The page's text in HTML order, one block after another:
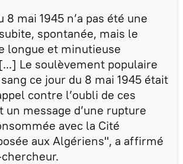
8 mai 1945 n’a pas été une
spontanée, mais le
longue et minutieuse
Le soulèvement populaire
ce jour du 8 mai 1945 était
contre l’oubli de ces
un message d’une rupture
avec la Cité
aux Algériens", a affirmé